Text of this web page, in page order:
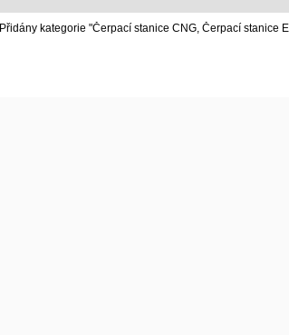
Přidány kategorie "Čerpací stanice CNG, Čerpací stanice